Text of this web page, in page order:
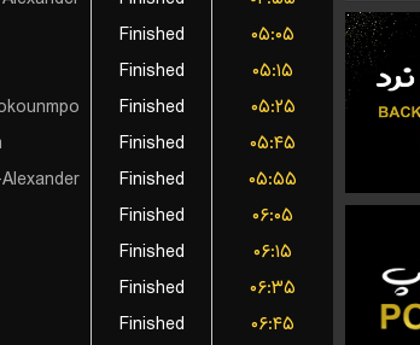
Finished
۰۵:۰۵
Finished
۰۵:۱۵
Finished
۰۵:۲۵
Finished
۰۵:۴۵
Finished
۰۵:۵۵
Finished
۰۶:۰۵
Finished
۰۶:۱۵
Finished
۰۶:۳۵
Finished
۰۶:۴۵